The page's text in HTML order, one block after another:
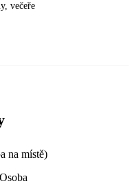
večeře
na místě)